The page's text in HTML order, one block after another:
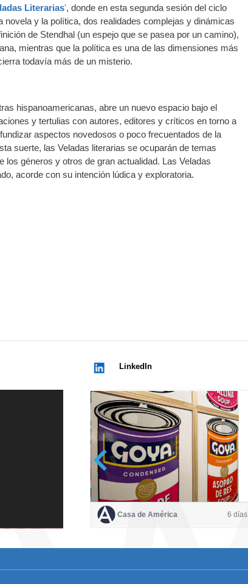
Literarias', donde en esta segunda sesión del ciclo
y la política, dos realidades complejas y dinámicas
de Stendhal (un espejo que se pasea por un camino),
mientras que la política es una de las dimensiones más
todavía más de un misterio.
hispanoamericanas, abre un nuevo espacio bajo el
y tertulias con autores, editores y críticos en torno a
aspectos novedosos o poco frecuentados de la
suerte, las Veladas literarias se ocuparán de temas
géneros y otros de gran actualidad. Las Veladas
acorde con su intención lúdica y exploratoria.
LinkedIn
Casa de América 6 días